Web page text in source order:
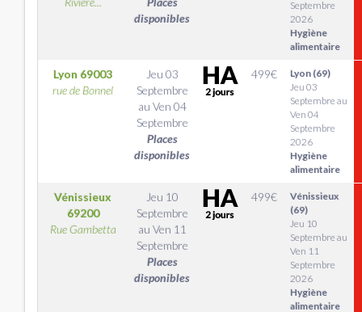
disponibles
Septembre
2026
Hygiène
alimentaire
Lyon 69003
rue de Bonnel
Jeu 03
Septembre
au Ven 04
Septembre
Places
disponibles
499€
Lyon (69)
Jeu 03
Septembre au
Ven 04
Septembre
2026
Hygiène
alimentaire
Vénissieux
69200
Rue Gambetta
Jeu 10
Septembre
au Ven 11
Septembre
Places
disponibles
499€
Vénissieux
(69)
Jeu 10
Septembre au
Ven 11
Septembre
2026
Hygiène
alimentaire